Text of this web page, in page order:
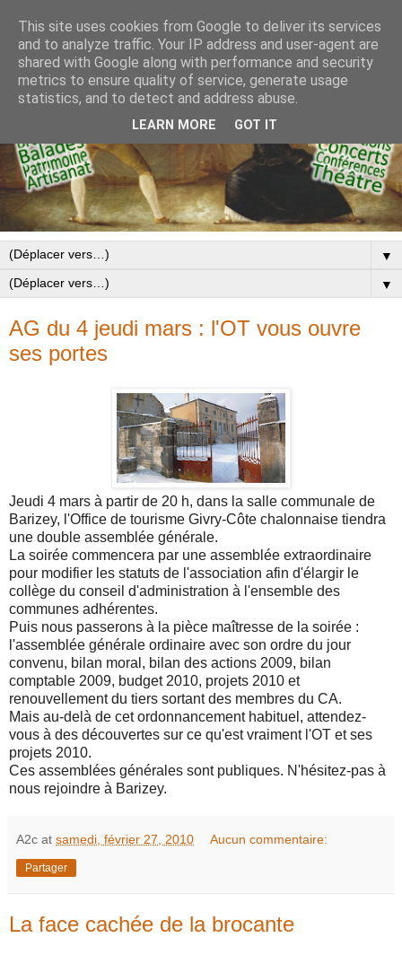
▼
▼
AG du 4 jeudi mars : l'OT vous ouvre
ses portes
Jeudi 4 mars à partir de 20 h, dans la salle communale de
Barizey, l'Office de tourisme Givry-Côte chalonnaise tiendra
une double assemblée générale.
La soirée commencera par une assemblée extraordinaire
pour modifier les statuts de l'association afin d'élargir le
collège du conseil d'administration à l'ensemble des
communes adhérentes.
Puis nous passerons à la pièce maîtresse de la soirée :
l'assemblée générale ordinaire avec son ordre du jour
convenu, bilan moral, bilan des actions 2009, bilan
comptable 2009, budget 2010, projets 2010 et
renouvellement du tiers sortant des membres du CA.
Mais au-delà de cet ordonnancement habituel, attendez-
vous à des découvertes sur ce qu'est vraiment l'OT et ses
projets 2010.
Ces assemblées générales sont publiques. N'hésitez-pas à
nous rejoindre à Barizey.
A2c at samedi, février 27, 2010 Aucun commentaire:
Partager
La face cachée de la brocante
This site uses cookies from Google to deliver its services
and to analyze traffic. Your IP address and user-agent are
shared with Google along with performance and security
metrics to ensure quality of service, generate usage
statistics, and to detect and address abuse.
LEARN MORE GOT IT